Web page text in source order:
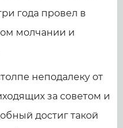
года провел в
молчании и
неподалеку от
за советом и
достиг такой